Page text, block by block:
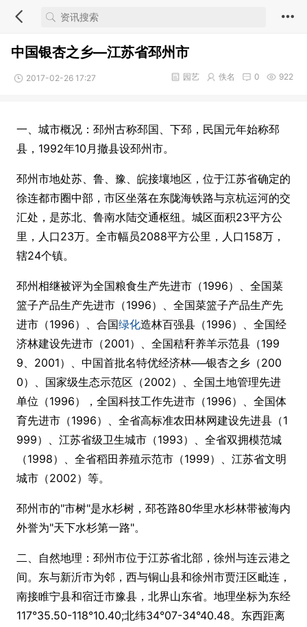
中国银杏之乡—江苏省邳州市
2017-02-26 17:27 922
0
佚名
园艺
一、城市概况：邳州古称邳国、下邳，民国元年始称邳
县，1992年10月撤县设邳州市。
邳州市地处苏、鲁、豫、皖接壤地区，位于江苏省确定的
徐连都市圈中部，市区坐落在东陇海铁路与京杭运河的交
汇处，是苏北、鲁南水陆交通枢纽。城区面积23平方公
里，人口23万。全市幅员2088平方公里，人口158万，
辖24个镇。
邳州相继被评为全国粮食生产先进市（1996）、全国菜
篮子产品生产先进市（1996）、全国菜篮子产品生产先
进市（1996）、合国绿化造林百强县（1996）、全国经
济林建设先进市（2001）、全国秸秆养羊示范县（199
9、2001）、中国首批名特优经济林──银杏之乡（200
0）、国家级生态示范区（2002）、全国土地管理先进
单位（1996），全国科技工作先进市（1996）、全国体
育先进市（1996）、全省高标准农田林网建设先进县（1
999）、江苏省级卫生城市（1993）、全省双拥模范城
（1998）、全省稻田养殖示范市（1999）、江苏省文明
城市（2002）等。
邳州市的"市树"是水杉树，邳苍路80华里水杉林带被海内
外誉为"天下水杉第一路"。
二、自然地理：邳州市位于江苏省北部，徐州与连云港之
间。东与新沂市为邻，西与铜山县和徐州市贾汪区毗连，
南接睢宁县和宿迁市豫县，北界山东省。地理坐标为东经
117°35.50-118°10.40;北纬34°07-34°40.48。东西距离